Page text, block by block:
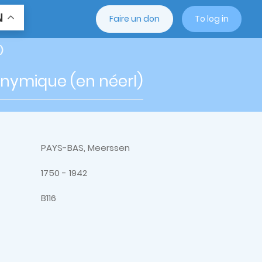
Faire un don To log in
(en néerl)
PAYS-BAS, Meerssen
1750 - 1942
B116